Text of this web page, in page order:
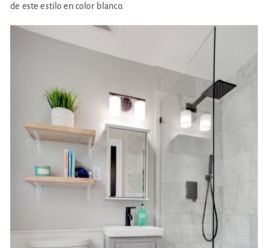
de este estilo en color blanco.